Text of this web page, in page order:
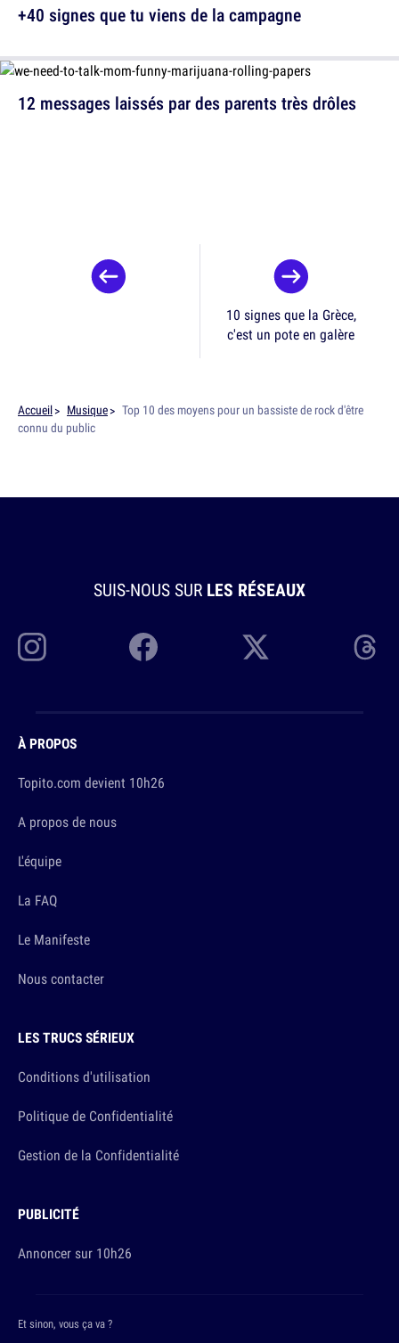
12 messages laissés par des parents très drôles
+40 signes que tu viens de la campagne
10 signes que la Grèce,
c'est un pote en galère
Accueil Musique
Top 10 des moyens pour un bassiste de rock d'être
connu du public
SUIS-NOUS SUR LES RÉSEAUX
À PROPOS
Topito.com devient 10h26
A propos de nous
L'équipe
La FAQ
Le Manifeste
Nous contacter
LES TRUCS SÉRIEUX
Conditions d'utilisation
Politique de Confidentialité
Gestion de la Confidentialité
PUBLICITÉ
Annoncer sur 10h26
Et sinon, vous ça va ?